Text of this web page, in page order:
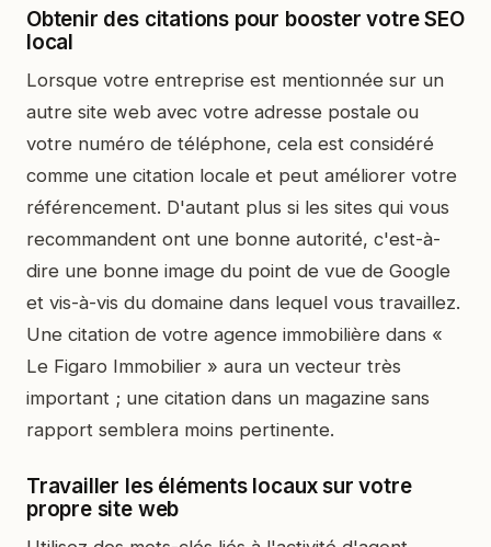
Obtenir des citations pour booster votre SEO
local
Lorsque votre entreprise est mentionnée sur un
autre site web avec votre adresse postale ou
votre numéro de téléphone, cela est considéré
comme une citation locale et peut améliorer votre
référencement. D'autant plus si les sites qui vous
recommandent ont une bonne autorité, c'est-à-
dire une bonne image du point de vue de Google
et vis-à-vis du domaine dans lequel vous travaillez.
Une citation de votre agence immobilière dans «
Le Figaro Immobilier » aura un vecteur très
important ; une citation dans un magazine sans
rapport semblera moins pertinente.
Travailler les éléments locaux sur votre
propre site web